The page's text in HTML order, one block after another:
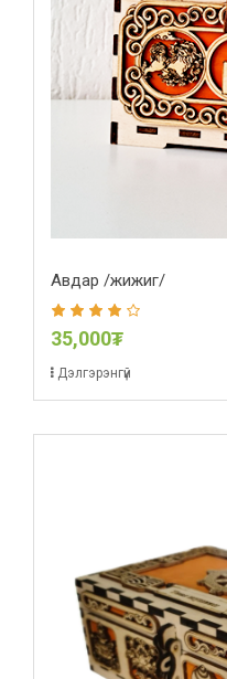
Авдар /жижиг/
35,000₮
Дэлгэрэнгүй